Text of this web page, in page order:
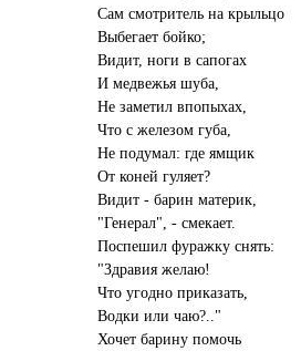
Сам смотритель на крыльцо
Выбегает бойко;
Видит, ноги в сапогах
И медвежья шуба,
Не заметил впопыхах,
Что с железом губа,
Не подумал: где ямщик
От коней гуляет?
Видит - барин материк,
"Генерал", - смекает.
Поспешил фуражку снять:
"Здравия желаю!
Что угодно приказать,
Водки или чаю?.."
Хочет барину помочь